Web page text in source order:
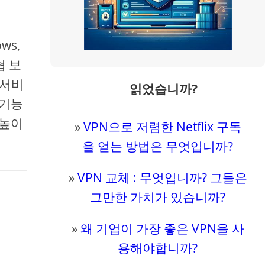
보
비
능
이
읽었습니까?
»VPN으로 저렴한 Netflix 구독
을 얻는 방법은 무엇입니까?
»VPN 교체 : 무엇입니까? 그들은
그만한 가치가 있습니까?
» 왜 기업이 가장 좋은 VPN을 사
용해야합니까?